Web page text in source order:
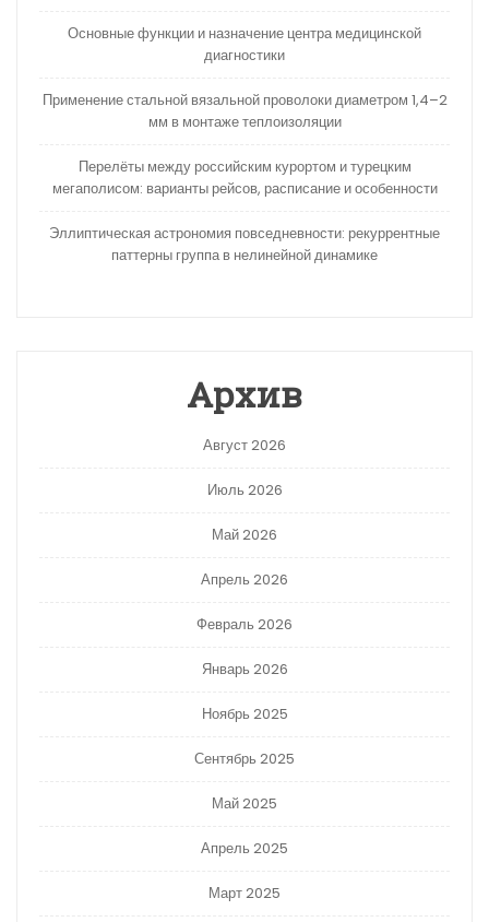
Основные функции и назначение центра медицинской
диагностики
Применение стальной вязальной проволоки диаметром 1,4–2
мм в монтаже теплоизоляции
Перелёты между российским курортом и турецким
мегаполисом: варианты рейсов, расписание и особенности
Эллиптическая астрономия повседневности: рекуррентные
паттерны группа в нелинейной динамике
Архив
Август 2026
Июль 2026
Май 2026
Апрель 2026
Февраль 2026
Январь 2026
Ноябрь 2025
Сентябрь 2025
Май 2025
Апрель 2025
Март 2025